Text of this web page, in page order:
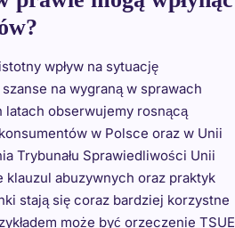
wpływ na sytuację
na wygraną w sprawach
latach obserwujemy rosnącą
w Polsce oraz w Unii
Trybunału Sprawiedliwości Unii
klauzul abuzywnych oraz praktyk
stają się coraz bardziej korzystne
może być orzeczenie TSUE